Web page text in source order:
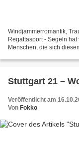
Windjammerromantik,
Regattasport - Segeln
Menschen, die sich
Stuttgart 21 –
Veröffentlicht am
Von Fokko